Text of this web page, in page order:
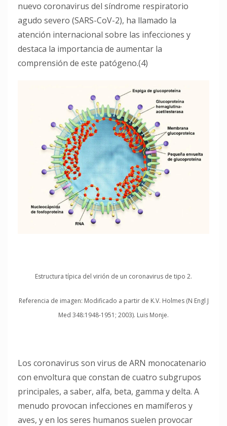
nuevo coronavirus del síndrome respiratorio
agudo severo (SARS-CoV-2), ha llamado la
atención internacional sobre las infecciones y
destaca la importancia de aumentar la
comprensión de este patógeno.(4)
Estructura típica del virión de un coronavirus de tipo 2.
Referencia de imagen: Modificado a partir de K.V. Holmes (N Engl J
Med 348:1948-1951; 2003). Luis Monje.
Los coronavirus son virus de ARN monocatenario
con envoltura que constan de cuatro subgrupos
principales, a saber, alfa, beta, gamma y delta. A
menudo provocan infecciones en mamíferos y
aves, y en los seres humanos suelen provocar